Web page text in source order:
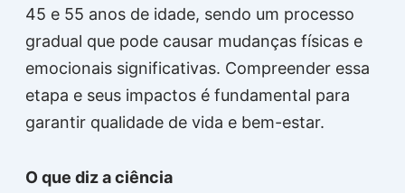
45 e 55 anos de idade, sendo um processo
gradual que pode causar mudanças físicas e
emocionais significativas. Compreender essa
etapa e seus impactos é fundamental para
garantir qualidade de vida e bem-estar.
O que diz a ciência